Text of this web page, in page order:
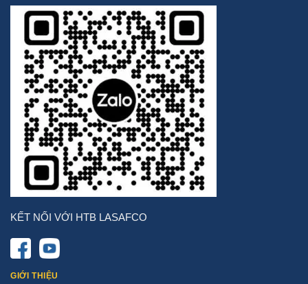
KẾT NỐI VỚI HTB LASAFCO
GIỚI THIỆU